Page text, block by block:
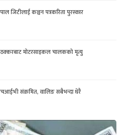
जिटीलाई कञ्चन पत्रकरिता पुरस्कार
मोटरसाइकल चालकको मृत्यु
संक्रमित, वालिङ सबैभन्दा धेरै